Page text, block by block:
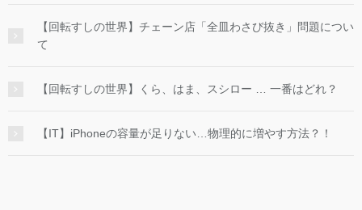
【回転すしの世界】チェーン店「全皿わさび抜き」問題につい
て
【回転すしの世界】くら、はま、スシロー … 一番はどれ？
【IT】iPhoneの容量が足りない…物理的に増やす方法？！